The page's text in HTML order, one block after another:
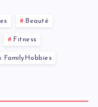
Beauté
Fitness
FamilyHobbies